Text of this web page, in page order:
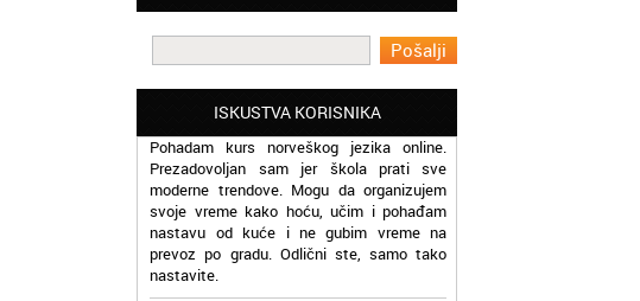
ISKUSTVA KORISNIKA
cene pristupačne. Pozdrav iz Beograda
Beograd - Miloš:
Pohadam kurs norveškog jezika online.
Prezadovoljan sam jer škola prati sve
moderne trendove. Mogu da organizujem
svoje vreme kako hoću, učim i pohađam
nastavu od kuće i ne gubim vreme na
prevoz po gradu. Odlični ste, samo tako
nastavite.